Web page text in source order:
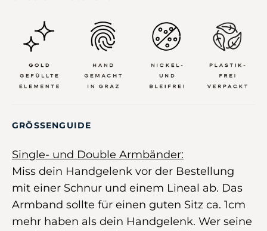
GRÖSSENGUIDE
Single- und Double Armbänder:
Miss dein Handgelenk vor der Bestellung
mit einer Schnur und einem Lineal ab. Das
Armband sollte für einen guten Sitz ca. 1cm
mehr haben als dein Handgelenk. Wer seine